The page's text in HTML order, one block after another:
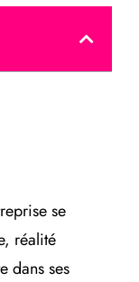
se
réalité
dans ses